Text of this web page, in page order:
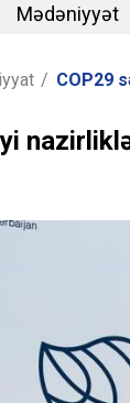
Mədəniyyət
/ COP29